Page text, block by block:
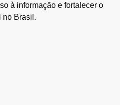
à informação e fortalecer o
no Brasil.